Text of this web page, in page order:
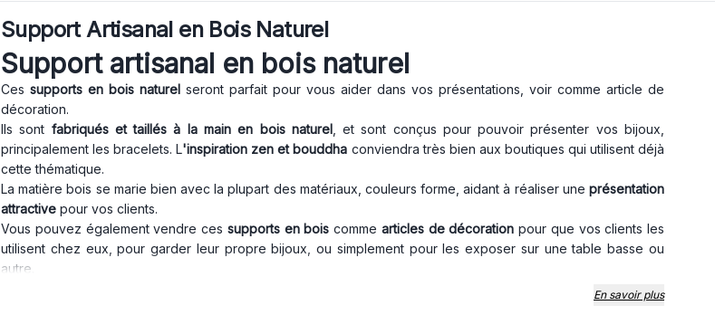
Support Artisanal en Bois Naturel
Support artisanal en bois naturel
Ces supports en bois naturel seront parfait pour vous aider dans vos présentations, voir comme article de
décoration.
Ils sont fabriqués et taillés à la main en bois naturel, et sont conçus pour pouvoir présenter vos bijoux,
principalement les bracelets. L'inspiration zen et bouddha conviendra très bien aux boutiques qui utilisent déjà
cette thématique.
La matière bois se marie bien avec la plupart des matériaux, couleurs forme, aidant à réaliser une présentation
attractive pour vos clients.
Vous pouvez également vendre ces supports en bois comme articles de décoration pour que vos clients les
utilisent chez eux, pour garder leur propre bijoux, ou simplement pour les exposer sur une table basse ou
autre.
Merci de noter que ces articles sont entièrement naturels et artisanaux, ils sont donc uniques et peuvent
En savoir plus